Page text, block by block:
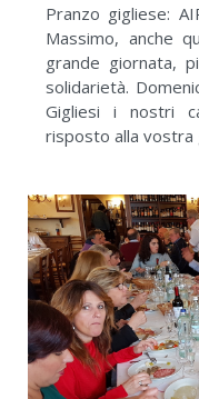
Pranzo gigliese:
Massimo, anche
grande giornata,
solidarietà.
Gigliesi i nostri
risposto alla vostra